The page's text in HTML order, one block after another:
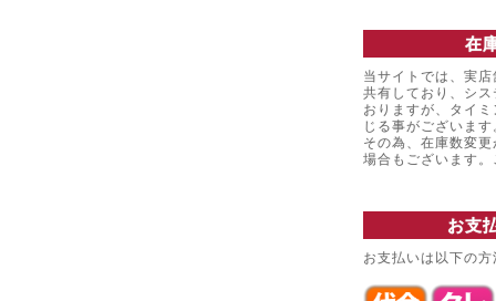
在
当サイトでは、実
共有しており、シ
おりますが、タイ
じる事がございます
その為、在庫数変
場合もございます
お支
お支払いは以下の